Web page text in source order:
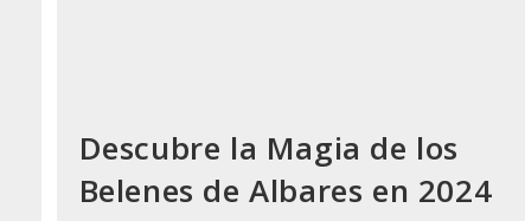
Descubre la Magia de los
Belenes de Albares en 2024